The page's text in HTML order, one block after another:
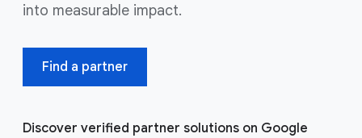
into measurable impact.
Find a partner
Discover verified partner solutions on Google